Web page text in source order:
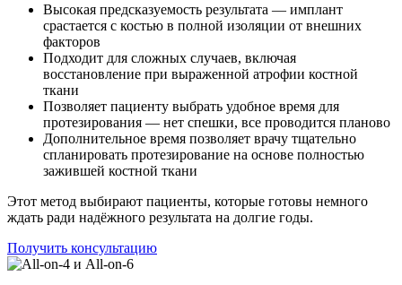
Высокая предсказуемость результата — имплант
срастается с костью в полной изоляции от внешних
факторов
Подходит для сложных случаев, включая
восстановление при выраженной атрофии костной
ткани
Позволяет пациенту выбрать удобное время для
протезирования — нет спешки, все проводится планово
Дополнительное время позволяет врачу тщательно
спланировать протезирование на основе полностью
зажившей костной ткани
Этот метод выбирают пациенты, которые готовы немного
ждать ради надёжного результата на долгие годы.
Получить консультацию